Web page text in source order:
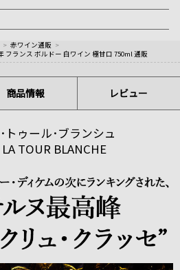
> 赤ワイン通販 >
フランス ボルドー 白ワイン 極甘口 750ml 通販
商品情報 レビュー
トゥール･ブランシュ
TOUR BLANCHE